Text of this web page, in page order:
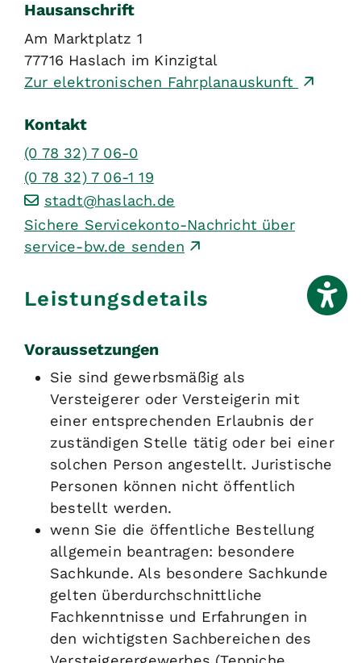
Hausanschrift
Am Marktplatz 1
77716 Haslach im Kinzigtal
Zur elektronischen Fahrplanauskunft
Kontakt
(0 78 32) 7 06-0
(0 78 32) 7 06-1 19
stadt@haslach.de
Sichere Servicekonto-Nachricht über
service-bw.de senden
Leistungsdetails
Voraussetzungen
Sie sind gewerbsmäßig als
Versteigerer oder Versteigerin mit
einer entsprechenden Erlaubnis der
zuständigen Stelle tätig oder bei einer
solchen Person angestellt. Juristische
Personen können nicht öffentlich
bestellt werden.
wenn Sie die öffentliche Bestellung
allgemein beantragen: besondere
Sachkunde. Als besondere Sachkunde
gelten überdurchschnittliche
Fachkenntnisse und Erfahrungen in
den wichtigsten Sachbereichen des